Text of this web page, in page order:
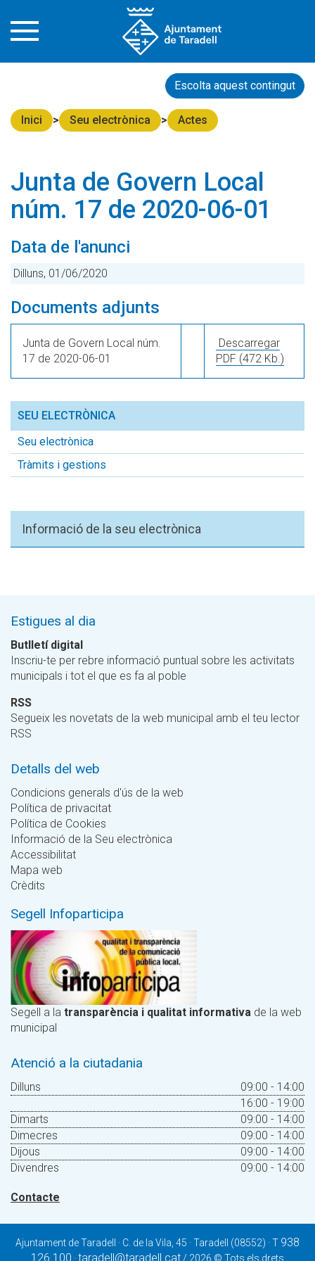
Escolta aquest contingut
Inici Seu electrònica Actes
Junta de Govern Local
núm. 17 de 2020-06-01
Data de l'anunci
Dilluns, 01/06/2020
Documents adjunts
Junta de Govern Local núm.
17 de 2020-06-01
Descarregar
PDF (472 Kb.)
SEU ELECTRÒNICA
Seu electrònica
Tràmits i gestions
Informació de la seu electrònica
Estigues al dia
Butlletí digital
Inscriu-te per rebre informació puntual sobre les activitats
municipals i tot el que es fa al poble
RSS
Segueix les novetats de la web municipal amb el teu lector
RSS
Detalls del web
Condicions generals d'ús de la web
Política de privacitat
Política de Cookies
Informació de la Seu electrònica
Accessibilitat
Mapa web
Crèdits
Segell Infoparticipa
Segell a la transparència i qualitat informativa de la web
municipal
Atenció a la ciutadania
Dilluns
09:00 - 14:00
16:00 - 19:00
Dimarts
09:00 - 14:00
Dimecres
09:00 - 14:00
Dijous
09:00 - 14:00
Divendres
09:00 - 14:00
Contacte
Ajuntament de Taradell · C. de la Vila, 45 · Taradell (08552) · T 938
126 100 ·taradell@taradell.cat / 2026 © Tots els drets